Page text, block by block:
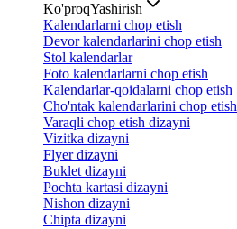
Ko'proqYashirish
Kalendarlarni chop etish
Devor kalendarlarini chop etish
Stol kalendarlar
Foto kalendarlarni chop etish
Kalendarlar-qoidalarni chop etish
Cho'ntak kalendarlarini chop etish
Varaqli chop etish dizayni
Vizitka dizayni
Flyer dizayni
Buklet dizayni
Pochta kartasi dizayni
Nishon dizayni
Chipta dizayni